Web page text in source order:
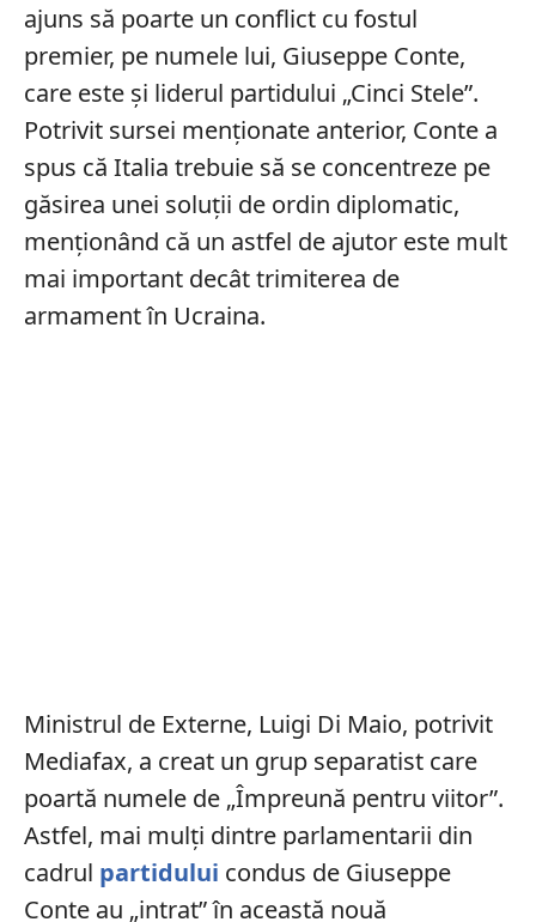
ajuns să poarte un conflict cu fostul
premier, pe numele lui, Giuseppe Conte,
care este și liderul partidului „Cinci Stele”.
Potrivit sursei menționate anterior, Conte a
spus că Italia trebuie să se concentreze pe
găsirea unei soluții de ordin diplomatic,
menționând că un astfel de ajutor este mult
mai important decât trimiterea de
armament în Ucraina.
Ministrul de Externe, Luigi Di Maio, potrivit
Mediafax, a creat un grup separatist care
poartă numele de „Împreună pentru viitor”.
Astfel, mai mulți dintre parlamentarii din
cadrul partidului condus de Giuseppe
Conte au „intrat” în această nouă